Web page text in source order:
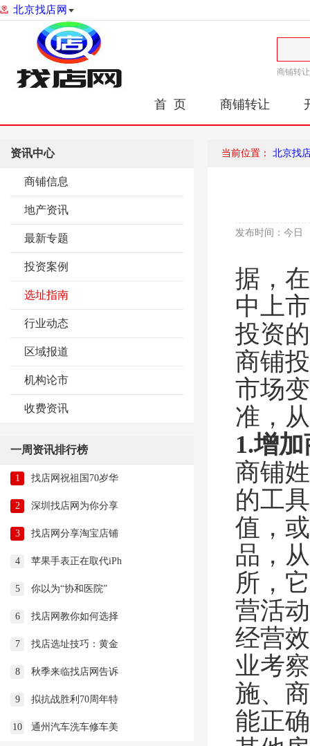
北京找店网
商铺转让
首 页 商铺转让
资讯中心
商铺信息
地产资讯
最新专题
投资案例
选址指南
行业动态
区域报道
机构论市
收费资讯
一周资讯排行榜
1 找店网祝祖国70岁华
2 深圳找店网为你分享
3 找店网分享淘宝店铺
4 苹果手表正在取代iPh
5 你以为“协和医院”
6 找店网教你如何选择
7 找店选址技巧：黄金
8 秋季来临找店网告诉
9 拟抗战胜利70周年特
10 通州汽车洗车修车美
当前位置： 北京找
发布时间： 今日
据，
中上
投资
商铺
市场
准，
1.增
商铺
的工
值，
品，
所，
营活
经营
业考
施、
能正